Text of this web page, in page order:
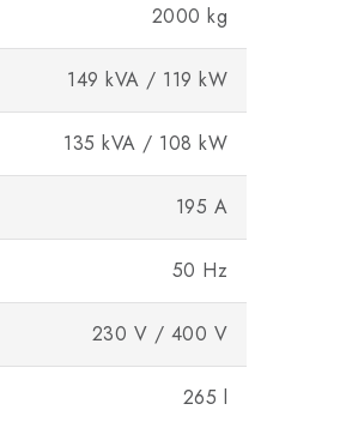
2000 kg
149 kVA / 119 kW
135 kVA / 108 kW
195 A
50 Hz
230 V / 400 V
265 l